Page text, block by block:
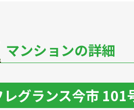
マンションの詳細
レグランス今市 101